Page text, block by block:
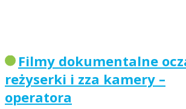
Filmy dokumentalne
reżyserki i zza kamery –
operatora